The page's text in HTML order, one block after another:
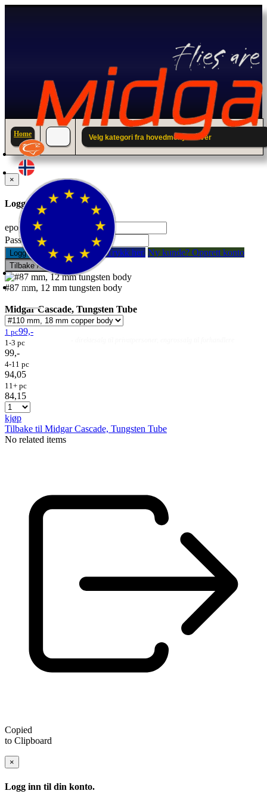
Fluer
Home Velg kategori fra hovedmenyen over
×
Logg inn til din konto.
epostadresse:
Passord:
Logg inn Glemt passord? Trykk her. Ny kunde? Opprett konto
Tilbake / Lukk
#87 mm, 12 mm tungsten body
Midgar Cascade, Tungsten Tube
1 pc99,-
1-3 pc
99,-
4-11 pc
94,05
11+ pc
84,15
kjøp
Tilbake til Midgar Cascade, Tungsten Tube
No related items
Copied
to Clipboard
×
Logg inn til din konto.